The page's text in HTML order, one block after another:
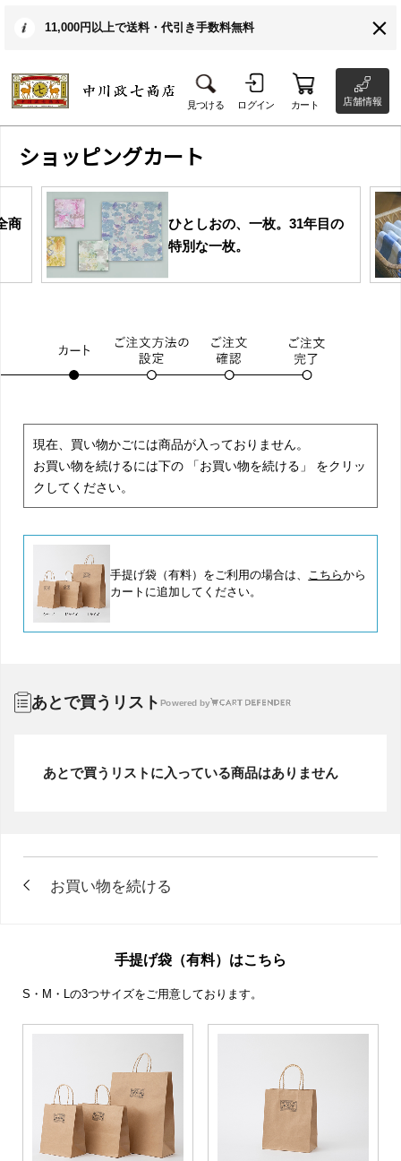
11,000円以上で送料・代引き手数料無料
見つける ログイン カート 店舗情報
ショッピングカート
商
ひとしおの、一枚。31年目の
特別な一枚。
現在、買い物かごには商品が入っておりません。
お買い物を続けるには下の 「お買い物を続ける」 をクリッ
クしてください。
手提げ袋（有料）をご利用の場合は、 こちらから
カートに追加してください。
あとで買うリスト Powered by
あとで買うリストに入っている商品はありません
手提げ袋（有料）はこちら
S・M・Lの3つサイズをご用意しております。